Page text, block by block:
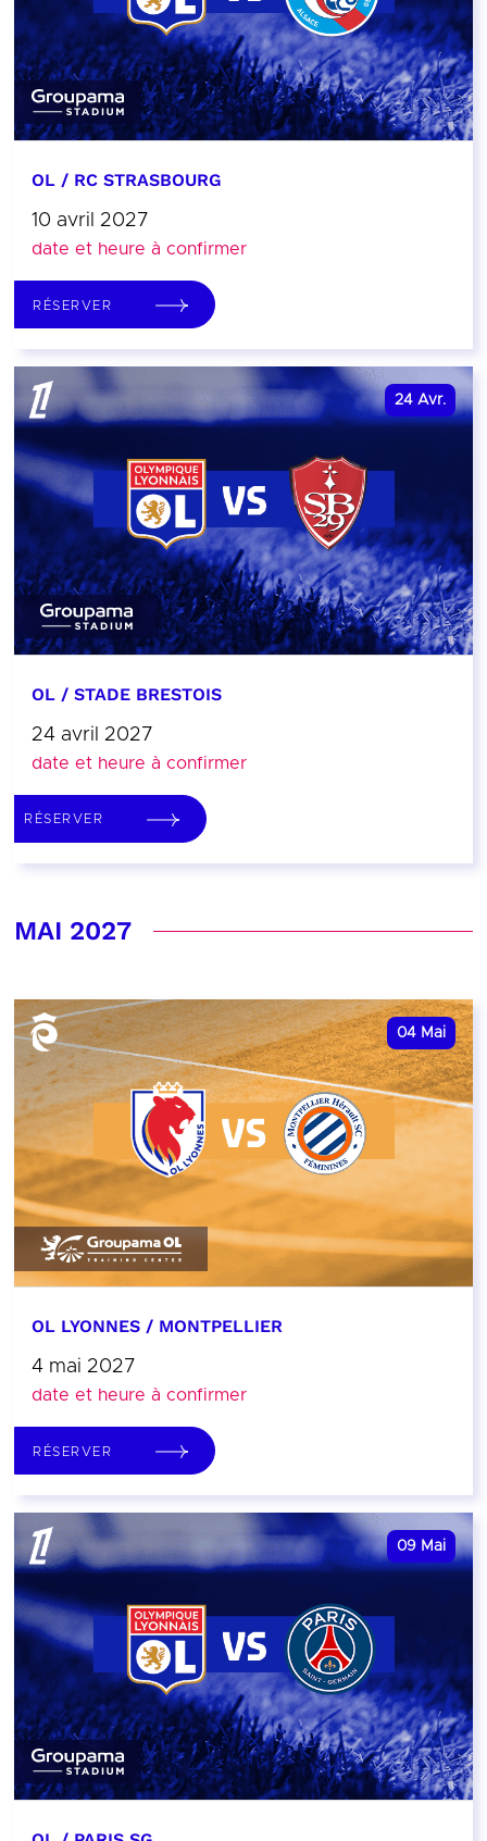
OL / RC STRASBOURG
10 avril 2027
date et heure à confirmer
RÉSERVER
24 Avr.
OL / STADE BRESTOIS
24 avril 2027
date et heure à confirmer
RÉSERVER
MAI 2027
04 Mai
OL LYONNES / MONTPELLIER
4 mai 2027
date et heure à confirmer
RÉSERVER
09 Mai